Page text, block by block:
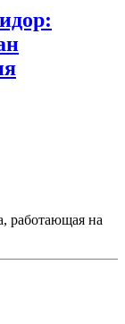
работающая на